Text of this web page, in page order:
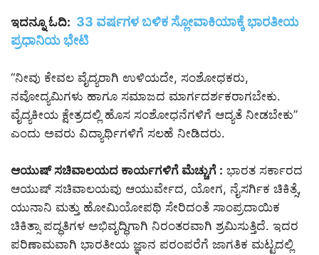
ಇದನ್ನೂ ಓದಿ: 33 ವರ್ಷಗಳ ಬಳಿಕ ಸ್ಲೋವಾಕಿಯಾಕ್ಕೆ ಭಾರತೀಯ
ಪ್ರಧಾನಿಯ ಭೇಟಿ
“ನೀವು ಕೇವಲ ವೈದ್ಯರಾಗಿ ಉಳಿಯದೇ, ಸಂಶೋಧಕರು,
ನವೋದ್ಯಮಿಗಳು ಹಾಗೂ ಸಮಾಜದ ಮಾರ್ಗದರ್ಶಕರಾಗಬೇಕು.
ವೈದ್ಯಕೀಯ ಕ್ಷೇತ್ರದಲ್ಲಿ ಹೊಸ ಸಂಶೋಧನೆಗಳಿಗೆ ಆದ್ಯತೆ ನೀಡಬೇಕು”
ಎಂದು ಅವರು ವಿದ್ಯಾರ್ಥಿಗಳಿಗೆ ಸಲಹೆ ನೀಡಿದರು.
ಆಯುಷ್ ಸಚಿವಾಲಯದ ಕಾರ್ಯಗಳಿಗೆ ಮೆಚ್ಚುಗೆ : ಭಾರತ ಸರ್ಕಾರದ
ಆಯುಷ್ ಸಚಿವಾಲಯವು ಆಯುರ್ವೇದ, ಯೋಗ, ನೈಸರ್ಗಿಕ ಚಿಕಿತ್ಸೆ,
ಯುನಾನಿ ಮತ್ತು ಹೋಮಿಯೋಪಥಿ ಸೇರಿದಂತೆ ಸಾಂಪ್ರದಾಯಿಕ
ಚಿಕಿತ್ಸಾ ಪದ್ಧತಿಗಳ ಅಭಿವೃದ್ಧಿಗಾಗಿ ನಿರಂತರವಾಗಿ ಶ್ರಮಿಸುತ್ತಿದೆ. ಇದರ
ಪರಿಣಾಮವಾಗಿ ಭಾರತೀಯ ಜ್ಞಾನ ಪರಂಪರೆಗೆ ಜಾಗತಿಕ ಮಟ್ಟದಲ್ಲಿ